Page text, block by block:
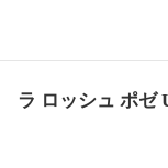
ラ ロッシュ ポゼ